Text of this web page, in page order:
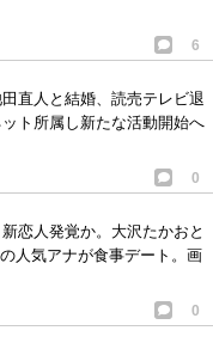
6
直人と結婚、読売テレビ退
ト所属し新たな活動開始へ
0
恋人発覚か。大沢たかおと
人気アナが食事デート。画
0